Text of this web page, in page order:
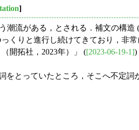
]
潮流がある，とされる．補文の構造 (
くりと進行し続けてきており，非常
開拓社，2023年）」 ([2023-06-19-1])
をとっていたところ，そこへ不定詞